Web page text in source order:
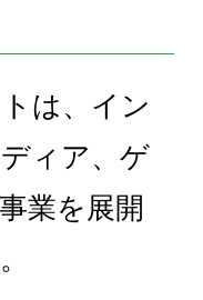
は、イン
ィア、ゲ
業を展開